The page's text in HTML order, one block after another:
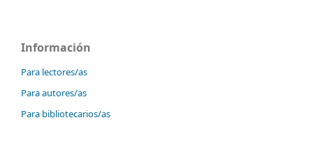
Información
Para lectores/as
Para autores/as
Para bibliotecarios/as